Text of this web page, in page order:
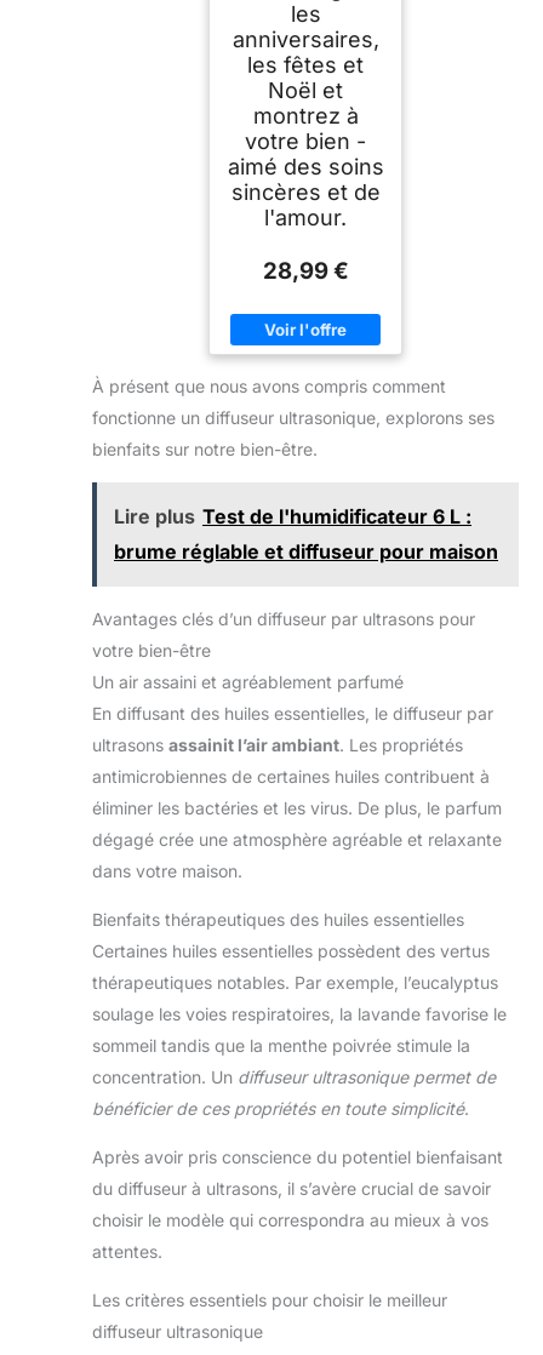
les
anniversaires,
les fêtes et
Noël et
montrez à
votre bien -
aimé des soins
sincères et de
l'amour.
28,99 €
À présent que nous avons compris comment
fonctionne un diffuseur ultrasonique, explorons ses
bienfaits sur notre bien-être.
Lire plus Test de l'humidificateur 6 L :
brume réglable et diffuseur pour maison
Avantages clés d’un diffuseur par ultrasons pour
votre bien-être
Un air assaini et agréablement parfumé
En diffusant des huiles essentielles, le diffuseur par
ultrasons assainit l’air ambiant. Les propriétés
antimicrobiennes de certaines huiles contribuent à
éliminer les bactéries et les virus. De plus, le parfum
dégagé crée une atmosphère agréable et relaxante
dans votre maison.
Bienfaits thérapeutiques des huiles essentielles
Certaines huiles essentielles possèdent des vertus
thérapeutiques notables. Par exemple, l’eucalyptus
soulage les voies respiratoires, la lavande favorise le
sommeil tandis que la menthe poivrée stimule la
concentration. Un diffuseur ultrasonique permet de
bénéficier de ces propriétés en toute simplicité.
Après avoir pris conscience du potentiel bienfaisant
du diffuseur à ultrasons, il s’avère crucial de savoir
choisir le modèle qui correspondra au mieux à vos
attentes.
Les critères essentiels pour choisir le meilleur
diffuseur ultrasonique